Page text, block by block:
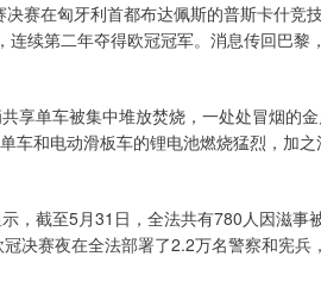
赛在匈牙利首都布达佩斯的普斯卡什竞
连续第二年夺得欧冠冠军。消息传回巴黎
单车被集中堆放焚烧，一处处冒烟的
车和电动滑板车的锂电池燃烧猛烈，加
，截至5月31日，全法共有780人因滋事
决赛夜在全法部署了2.2万名警察和宪兵